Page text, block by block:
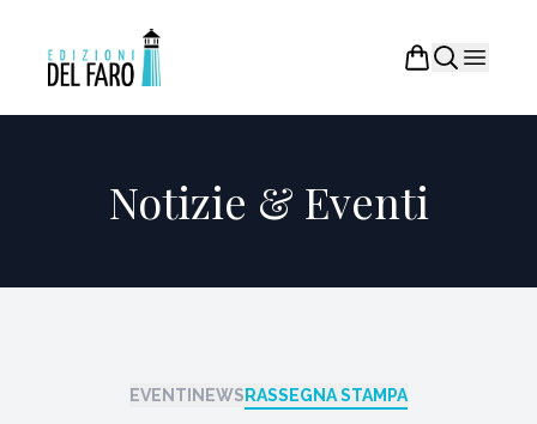
Notizie & Eventi
EVENTI NEWS RASSEGNA STAMPA